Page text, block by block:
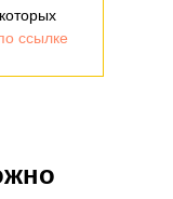
ссылке